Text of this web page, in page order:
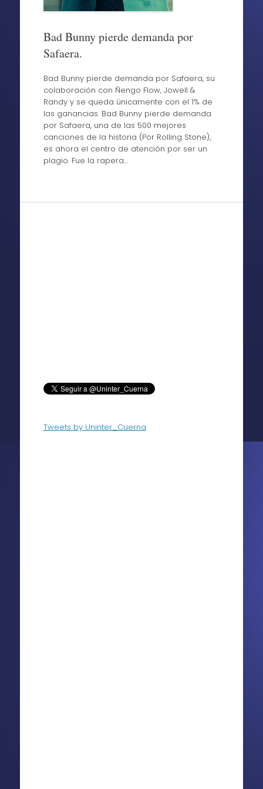
Bad Bunny pierde demanda por
Safaera.
Bad Bunny pierde demanda por Safaera, su
colaboración con Ñengo Flow, Jowell &
Randy y se queda únicamente con el 1% de
las ganancias. Bad Bunny pierde demanda
por Safaera, una de las 500 mejores
canciones de la historia (Por Rolling Stone),
es ahora el centro de atención por ser un
plagio. Fue la rapera…
Tweets by Uninter_Cuerna